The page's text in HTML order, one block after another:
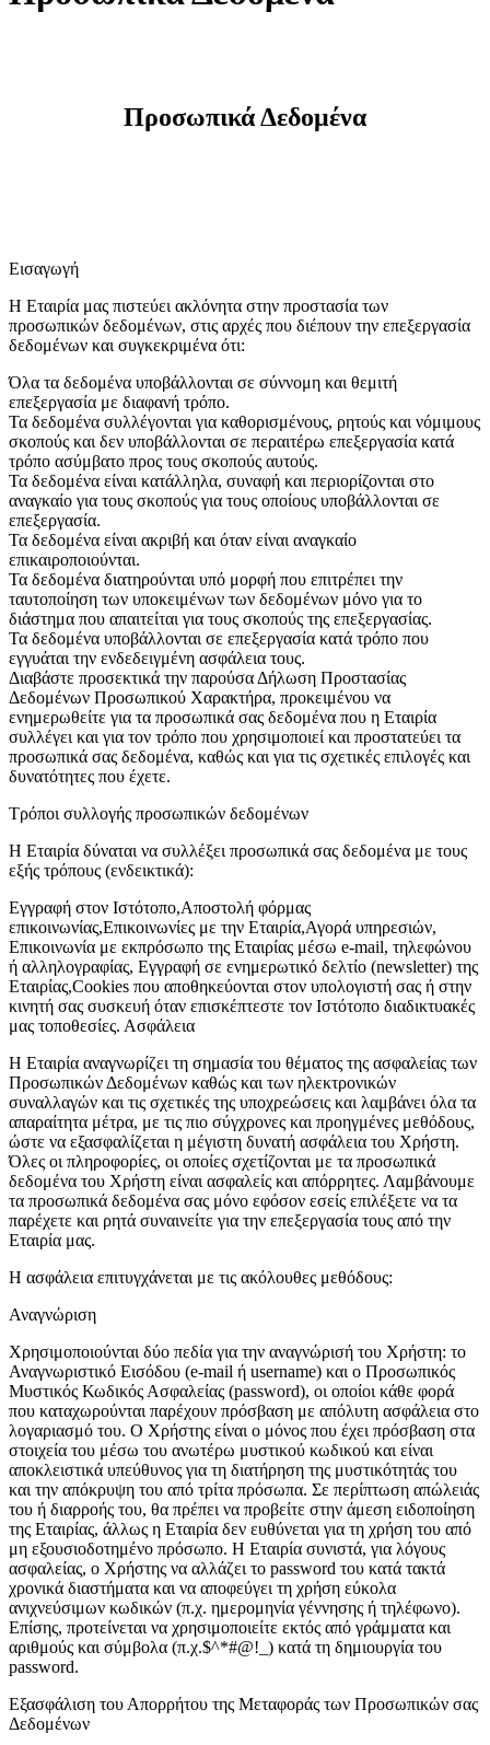
Προσωπικά Δεδομένα
Εισαγωγή
Η Εταιρία μας πιστεύει ακλόνητα στην προστασία των
προσωπικών δεδομένων, στις αρχές που διέπουν την επεξεργασία
δεδομένων και συγκεκριμένα ότι:
Όλα τα δεδομένα υποβάλλονται σε σύννομη και θεμιτή
επεξεργασία με διαφανή τρόπο.
Τα δεδομένα συλλέγονται για καθορισμένους, ρητούς και νόμιμους
σκοπούς και δεν υποβάλλονται σε περαιτέρω επεξεργασία κατά
τρόπο ασύμβατο προς τους σκοπούς αυτούς.
Τα δεδομένα είναι κατάλληλα, συναφή και περιορίζονται στο
αναγκαίο για τους σκοπούς για τους οποίους υποβάλλονται σε
επεξεργασία.
Τα δεδομένα είναι ακριβή και όταν είναι αναγκαίο
επικαιροποιούνται.
Τα δεδομένα διατηρούνται υπό μορφή που επιτρέπει την
ταυτοποίηση των υποκειμένων των δεδομένων μόνο για το
διάστημα που απαιτείται για τους σκοπούς της επεξεργασίας.
Τα δεδομένα υποβάλλονται σε επεξεργασία κατά τρόπο που
εγγυάται την ενδεδειγμένη ασφάλεια τους.
Διαβάστε προσεκτικά την παρούσα Δήλωση Προστασίας
Δεδομένων Προσωπικού Χαρακτήρα, προκειμένου να
ενημερωθείτε για τα προσωπικά σας δεδομένα που η Εταιρία
συλλέγει και για τον τρόπο που χρησιμοποιεί και προστατεύει τα
προσωπικά σας δεδομένα, καθώς και για τις σχετικές επιλογές και
δυνατότητες που έχετε.
Τρόποι συλλογής προσωπικών δεδομένων
Η Εταιρία δύναται να συλλέξει προσωπικά σας δεδομένα με τους
εξής τρόπους (ενδεικτικά):
Εγγραφή στον Ιστότοπο,Αποστολή φόρμας
επικοινωνίας,Επικοινωνίες με την Εταιρία,Αγορά υπηρεσιών,
Επικοινωνία με εκπρόσωπο της Εταιρίας μέσω e-mail, τηλεφώνου
ή αλληλογραφίας, Εγγραφή σε ενημερωτικό δελτίο (newsletter) της
Εταιρίας,Cookies που αποθηκεύονται στον υπολογιστή σας ή στην
κινητή σας συσκευή όταν επισκέπτεστε τον Ιστότοπο διαδικτυακές
μας τοποθεσίες. Ασφάλεια
Η Εταιρία αναγνωρίζει τη σημασία του θέματος της ασφαλείας των
Προσωπικών Δεδομένων καθώς και των ηλεκτρονικών
συναλλαγών και τις σχετικές της υποχρεώσεις και λαμβάνει όλα τα
απαραίτητα μέτρα, με τις πιο σύγχρονες και προηγμένες μεθόδους,
ώστε να εξασφαλίζεται η μέγιστη δυνατή ασφάλεια του Χρήστη.
Όλες οι πληροφορίες, οι οποίες σχετίζονται με τα προσωπικά
δεδομένα του Χρήστη είναι ασφαλείς και απόρρητες. Λαμβάνουμε
τα προσωπικά δεδομένα σας μόνο εφόσον εσείς επιλέξετε να τα
παρέχετε και ρητά συναινείτε για την επεξεργασία τους από την
Εταιρία μας.
Η ασφάλεια επιτυγχάνεται με τις ακόλουθες μεθόδους:
Αναγνώριση
Χρησιμοποιούνται δύο πεδία για την αναγνώρισή του Χρήστη: το
Αναγνωριστικό Εισόδου (e-mail ή username) και ο Προσωπικός
Μυστικός Κωδικός Ασφαλείας (password), οι οποίοι κάθε φορά
που καταχωρούνται παρέχουν πρόσβαση με απόλυτη ασφάλεια στο
λογαριασμό του. Ο Χρήστης είναι ο μόνος που έχει πρόσβαση στα
στοιχεία του μέσω του ανωτέρω μυστικού κωδικού και είναι
αποκλειστικά υπεύθυνος για τη διατήρηση της μυστικότητάς του
και την απόκρυψη του από τρίτα πρόσωπα. Σε περίπτωση απώλειάς
του ή διαρροής του, θα πρέπει να προβείτε στην άμεση ειδοποίηση
της Εταιρίας, άλλως η Εταιρία δεν ευθύνεται για τη χρήση του από
μη εξουσιοδοτημένο πρόσωπο. Η Εταιρία συνιστά, για λόγους
ασφαλείας, ο Χρήστης να αλλάζει το password του κατά τακτά
χρονικά διαστήματα και να αποφεύγει τη χρήση εύκολα
ανιχνεύσιμων κωδικών (π.χ. ημερομηνία γέννησης ή τηλέφωνο).
Επίσης, προτείνεται να χρησιμοποιείτε εκτός από γράμματα και
αριθμούς και σύμβολα (π.χ.$^*#@!_) κατά τη δημιουργία του
password.
Εξασφάλιση του Απορρήτου της Μεταφοράς των Προσωπικών σας
Δεδομένων